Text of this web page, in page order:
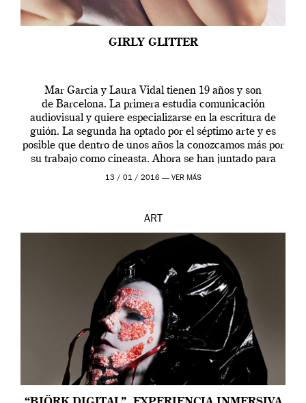
GIRLY GLITTER
Mar Garcia y Laura Vidal tienen 19 años y son
de Barcelona. La primera estudia comunicación
audiovisual y quiere especializarse en la escritura de
guión. La segunda ha optado por el séptimo arte y es
posible que dentro de unos años la conozcamos más por
su trabajo como cineasta. Ahora se han juntado para
contarnos una […]
13 / 01 / 2016 — VER MÁS
ART